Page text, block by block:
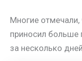
Многие
приносил больше
за несколько дней.